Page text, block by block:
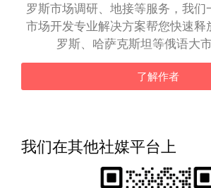
罗斯市场调研、地接等服务，我们
市场开发专业解决方案帮您快速释
罗斯、哈萨克斯坦等俄语大
了解作者
我们在其他社媒平台上